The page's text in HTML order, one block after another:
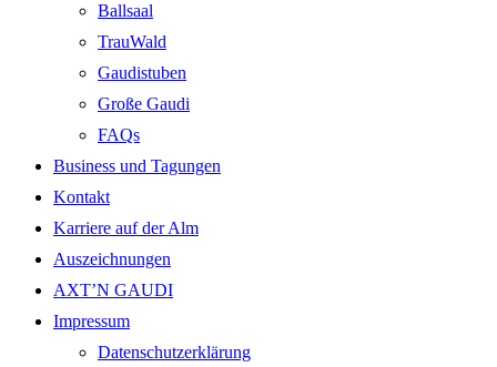
Ballsaal
TrauWald
Gaudistuben
Große Gaudi
FAQs
Business und Tagungen
Kontakt
Karriere auf der Alm
Auszeichnungen
AXT’N GAUDI
Impressum
Datenschutzerklärung